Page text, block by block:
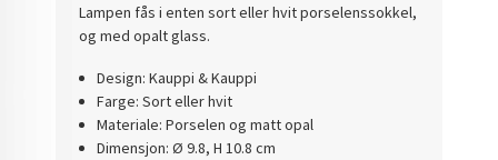
Lampen fås i enten sort eller hvit porselenssokkel,
og med opalt glass.
Design: Kauppi & Kauppi
Farge: Sort eller hvit
Materiale: Porselen og matt opal
Dimensjon: Ø 9.8, H 10.8 cm